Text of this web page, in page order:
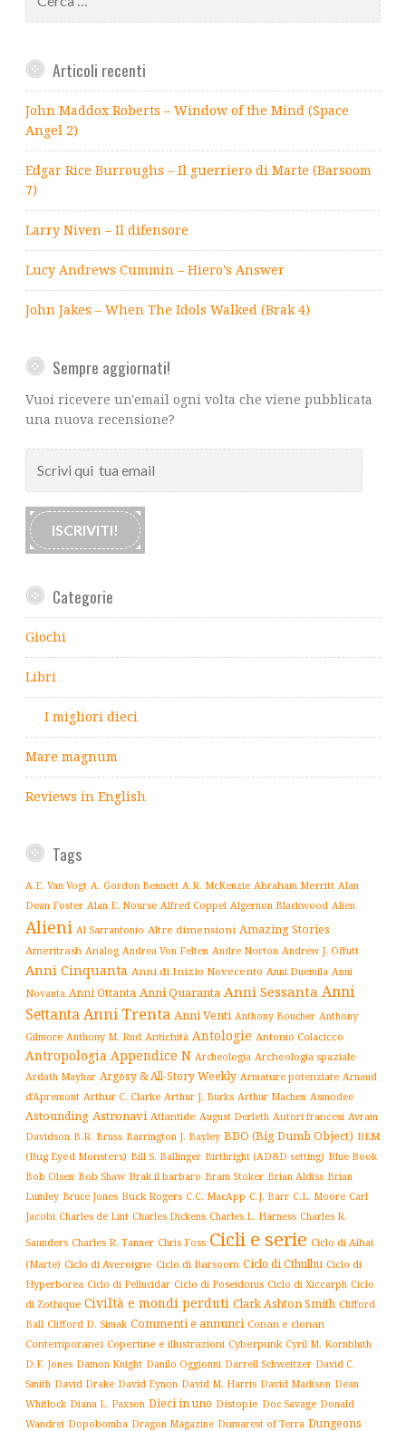
per:
Articoli recenti
John Maddox Roberts – Window of the Mind (Space
Angel 2)
Edgar Rice Burroughs – Il guerriero di Marte (Barsoom
7)
Larry Niven – Il difensore
Lucy Andrews Cummin – Hiero’s Answer
John Jakes – When The Idols Walked (Brak 4)
Sempre aggiornati!
Vuoi ricevere un'email ogni volta che viene pubblicata
una nuova recensione?
qui
tua
email
ISCRIVITI!
Categorie
Giochi
Libri
I migliori dieci
Mare magnum
Reviews in English
Tags
A.E. Van Vogt A. Gordon Bennett A.R. McKenzie Abraham Merritt Alan
Dean Foster Alan E. Nourse Alfred Coppel Algernon Blackwood Alien
Alieni Al Sarrantonio Altre dimensioni Amazing Stories
Ameritrash Analog Andrea Von Felten Andre Norton Andrew J. Offutt
Anni Cinquanta Anni di Inizio Novecento Anni Duemila Anni
Novanta Anni Ottanta Anni Quaranta Anni Sessanta Anni
SettantaAnni Trenta Anni Venti Anthony Boucher Anthony
Gilmore Anthony M. Rud Antichità Antologie Antonio Colacicco
Antropologia Appendice N Archeologia Archeologia spaziale
Ardath Mayhar Argosy & All-Story Weekly Armature potenziate Arnaud
d'Apremont Arthur C. Clarke Arthur J. Burks Arthur Machen Asmodee
Astounding Astronavi Atlantide August Derleth Autori francesi Avram
Davidson B.R. Bruss Barrington J. Bayley BDO (Big Dumb Object) BEM
(Bug Eyed Monsters) Bill S. Ballinger Birthright (AD&D setting) Blue Book
Bob Olsen Bob Shaw Brak il barbaro Bram Stoker Brian Aldiss Brian
Lumley Bruce Jones Buck Rogers C.C. MacApp C.J. Barr C.L. Moore Carl
Jacobi Charles de Lint Charles Dickens Charles L. Harness Charles R.
Saunders Charles R. Tanner Chris Foss Cicli e serie Ciclo di Aihai
(Marte) Ciclo di Averoigne Ciclo di Barsoom Ciclo di Cthulhu Ciclo di
Hyperborea Ciclo di Pellucidar Ciclo di Poseidonis Ciclo di Xiccarph Ciclo
di Zothique Civiltà e mondi perduti Clark Ashton Smith Clifford
Ball Clifford D. Simak Commenti e annunci Conan e clonan
Contemporanei Copertine e illustrazioni Cyberpunk Cyril M. Kornbluth
D.F. Jones Damon Knight Danilo Oggionni Darrell Schweitzer David C.
Smith David Drake David Eynon David M. Harris David Madison Dean
Whitlock Diana L. Paxson Dieci in uno Distopie Doc Savage Donald
Wandrei Dopobomba Dragon Magazine Dumarest of Terra Dungeons